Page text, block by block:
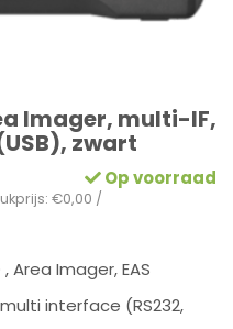
Imager, multi-IF,
zwart
Op voorraad
€0,00 /
Area Imager, EAS
interface (RS232,